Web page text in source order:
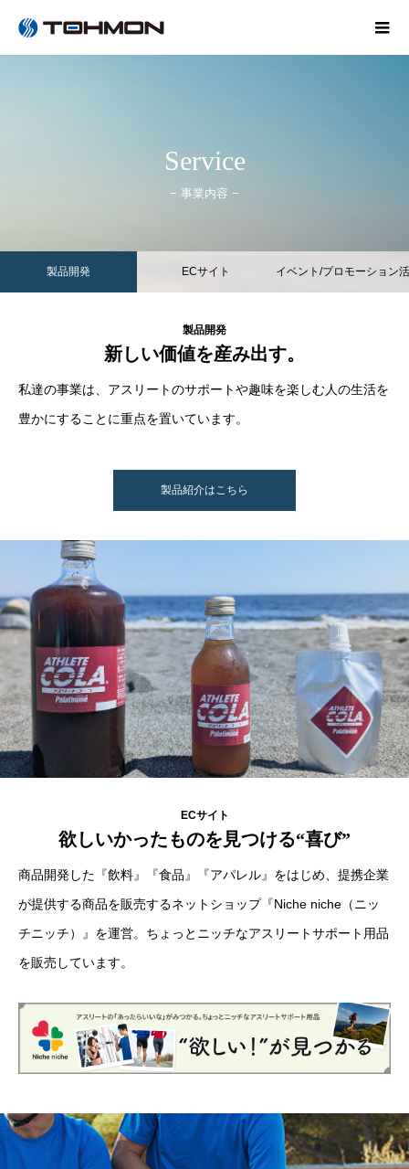
Service
− 事業内容 −
製品開発 ECサイト イベント/プロモーション活
製品開発
新しい価値を産み出す。
私達の事業は、アスリートのサポートや趣味を楽しむ人の生活を
豊かにすることに重点を置いています。
製品紹介はこちら
ECサイト
欲しいかったものを見つける“喜び”
商品開発した『飲料』『食品』『アパレル』をはじめ、提携企業
が提供する商品を販売するネットショップ『Niche niche（ニッ
チニッチ）』を運営。ちょっとニッチなアスリートサポート用品
を販売しています。